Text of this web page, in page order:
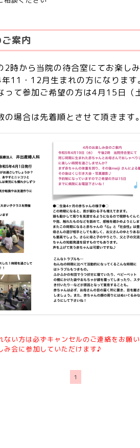
案内
時から当院の待合室にてお楽し
11・12月生まれの方になります。
って参加ご希望の方は4月15日（
場合は先着順とさせて頂きます。
い方は必ずキャンセルのご連絡をお願い
み会に参加していただけます♪
1